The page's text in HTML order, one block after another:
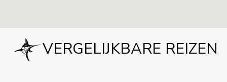
VERGELIJKBARE REIZEN